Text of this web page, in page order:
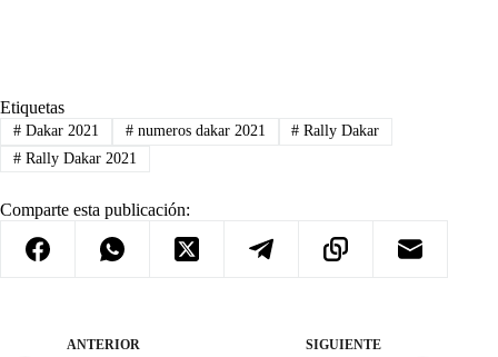
Etiquetas
#Dakar 2021 #numeros dakar 2021 # Rally Dakar
#Rally Dakar 2021
Comparte esta publicación:
ANTERIOR SIGUIENTE